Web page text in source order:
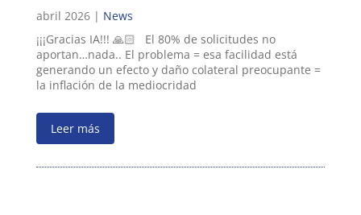
abril 2026 | News
¡¡¡Gracias IA!!! 🙏🏻 El 80% de solicitudes no
aportan…nada.. El problema = esa facilidad está
generando un efecto y daño colateral preocupante =
la inflación de la mediocridad
Leer más